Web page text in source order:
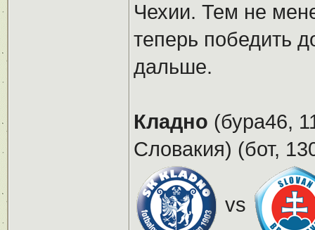
Чехии. Тем не
теперь победить
дальше.
Кладно (бура46,
Словакия) (бот,
vs